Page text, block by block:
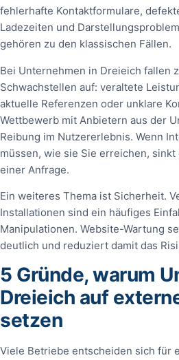
fehlerhafte Kontaktformulare,
Ladezeiten und
gehören zu den klassischen Fällen.
Bei Unternehmen in Dreieich fallen
Schwachstellen auf: veraltete
aktuelle Referenzen oder unklare
Wettbewerb mit Anbietern aus der
Reibung im Nutzererlebnis. Wenn
müssen, wie sie Sie erreichen,
einer Anfrage.
Ein weiteres Thema ist Sicherheit.
Installationen sind ein häufiges
Manipulationen. Website-Wartung
deutlich und reduziert damit das
5 Gründe, warum
Dreieich auf
setzen
Viele Betriebe entscheiden sich für